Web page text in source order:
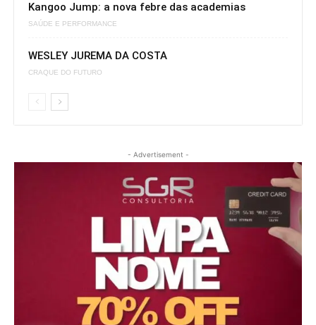
Kangoo Jump: a nova febre das academias
SAÚDE E PERFORMANCE
WESLEY JUREMA DA COSTA
CRAQUE DO FUTURO
- Advertisement -